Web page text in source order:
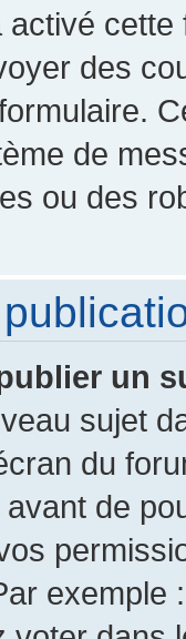
activé
des
de
ou des
un
sujet
du
avant de
exemple